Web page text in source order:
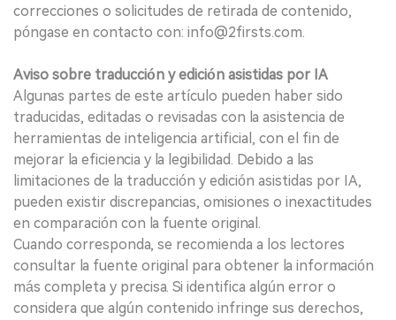
correcciones o solicitudes de retirada de contenido,
póngase en contacto con: info@2firsts.com.
Aviso sobre traducción y edición asistidas por IA
Algunas partes de este artículo pueden haber sido
traducidas, editadas o revisadas con la asistencia de
herramientas de inteligencia artificial, con el fin de
mejorar la eficiencia y la legibilidad. Debido a las
limitaciones de la traducción y edición asistidas por IA,
pueden existir discrepancias, omisiones o inexactitudes
en comparación con la fuente original.
Cuando corresponda, se recomienda a los lectores
consultar la fuente original para obtener la información
más completa y precisa. Si identifica algún error o
considera que algún contenido infringe sus derechos,